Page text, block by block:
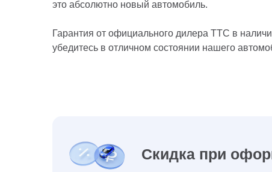
это абсолютно новый автомобиль.
Гарантия от официального дилера ТТС в
убедитесь в отличном состоянии нашего
Скидка при